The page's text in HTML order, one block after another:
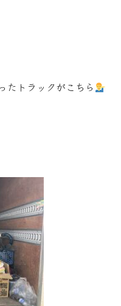
たトラックがこちら